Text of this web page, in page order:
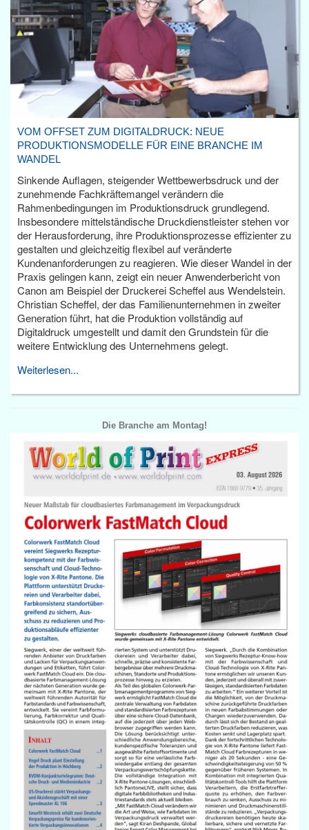
VOM OFFSET ZUM DIGITALDRUCK: NEUE
PRODUKTIONSMODELLE FÜR EINE BRANCHE IM
WANDEL
Sinkende Auflagen, steigender Wettbewerbsdruck und der
zunehmende Fachkräftemangel verändern die
Rahmenbedingungen im Produktionsdruck grundlegend.
Insbesondere mittelständische Druckdienstleister stehen vor
der Herausforderung, ihre Produktionsprozesse effizienter zu
gestalten und gleichzeitig flexibel auf veränderte
Kundenanforderungen zu reagieren. Wie dieser Wandel in der
Praxis gelingen kann, zeigt ein neuer Anwenderbericht von
Canon am Beispiel der Druckerei Scheffel aus Wendelstein.
Christian Scheffel, der das Familienunternehmen in zweiter
Generation führt, hat die Produktion vollständig auf
Digitaldruck umgestellt und damit den Grundstein für die
weitere Entwicklung des Unternehmens gelegt.
Weiterlesen...
Die Branche am Montag!